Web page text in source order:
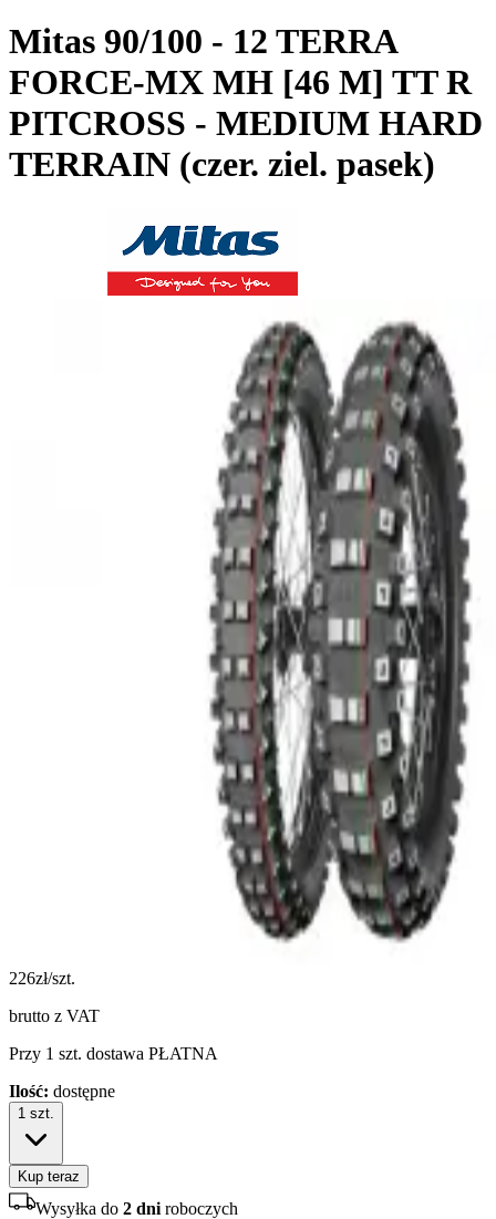
Mitas 90/100 - 12 TERRA
FORCE-MX MH [46 M] TT R
PITCROSS - MEDIUM HARD
TERRAIN (czer. ziel. pasek)
226zł/szt.
brutto z VAT
Przy 1 szt. dostawa PŁATNA
Ilość: dostępne
1 szt.
Kup teraz
Wysyłka do 2 dni roboczych